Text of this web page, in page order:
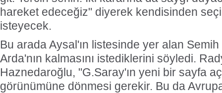
hareket edeceğiz" diyerek kendisinden
isteyecek.
Bu arada Aysal'ın listesinde yer alan
Arda'nın kalmasını istediklerini söyledi.
Haznedaroğlu, "G.Saray'ın yeni bir sayfa
görünümüne dönmesi gerekir. Bu da